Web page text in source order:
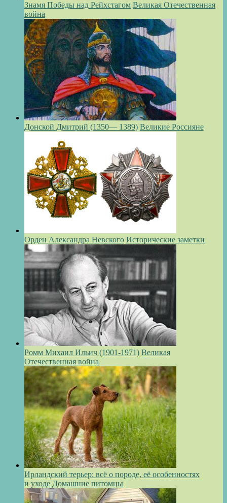
Знамя Победы над Рейхстагом Великая Отечественная
война
Донской Дмитрий (1350— 1389) Великие Россияне
Орден Александра Невского Исторические заметки
Ромм Михаил Ильич (1901-1971) Великая
Отечественная война
Ирландский терьер: всё о породе, её особенностях
и уходе Домашние питомцы